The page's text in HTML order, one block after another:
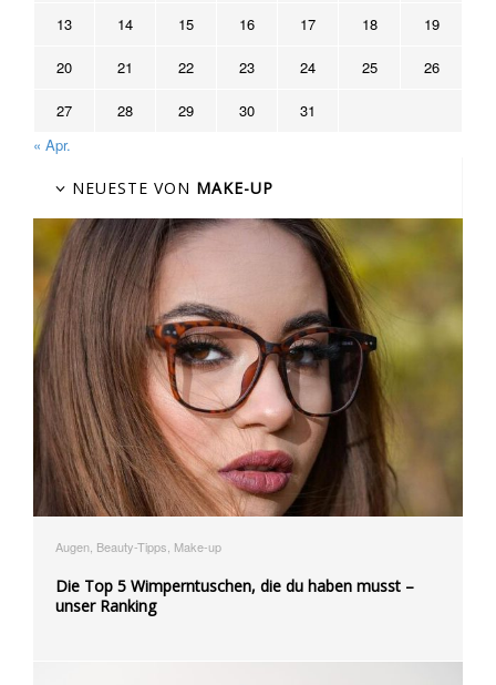
13 14 15 16 17 18 19
20 21 22 23 24 25 26
27 28 29 30
31
« Apr.
NEUESTE VON MAKE-UP
Augen, Beauty-Tipps, Make-up
Die Top 5 Wimperntuschen, die du haben musst –
unser Ranking